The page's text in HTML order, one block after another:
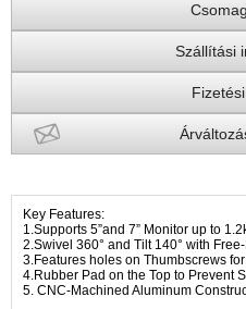
Szállítási
Key Features:
1.Supports 5”and 7” Monitor up to
2.Swivel 360° and Tilt 140° with
3.Features holes on Thumbscrews
4.Rubber Pad on the Top to Prevent
5. CNC-Machined Aluminum